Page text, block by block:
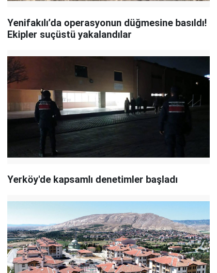
Yenifakılı’da operasyonun düğmesine basıldı!
Ekipler suçüstü yakalandılar
Yerköy'de kapsamlı denetimler başladı